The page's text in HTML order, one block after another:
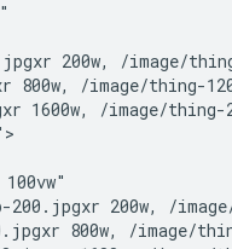
200w, /image/
800w, /image/thing-
1600w, /image/
200.jpgxr 200w, /
800w, /image/